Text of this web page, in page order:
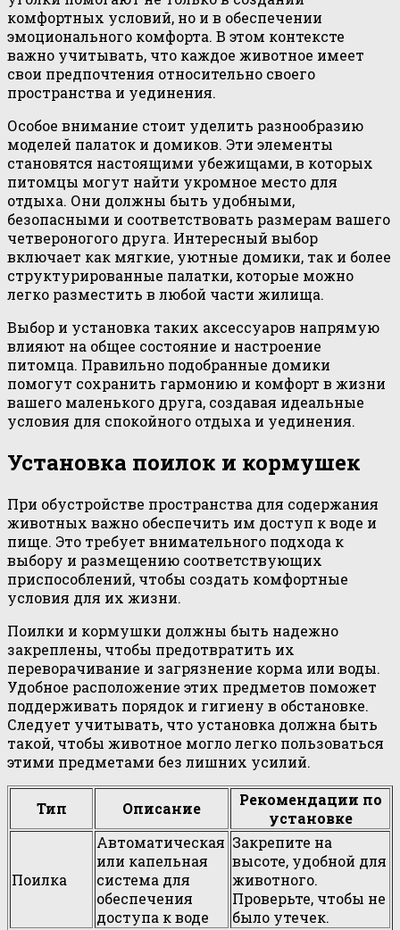
комфортных условий, но и в обеспечении
эмоционального комфорта. В этом контексте
важно учитывать, что каждое животное имеет
свои предпочтения относительно своего
пространства и уединения.
Особое внимание стоит уделить разнообразию
моделей палаток и домиков. Эти элементы
становятся настоящими убежищами, в которых
питомцы могут найти укромное место для
отдыха. Они должны быть удобными,
безопасными и соответствовать размерам вашего
четвероногого друга. Интересный выбор
включает как мягкие, уютные домики, так и более
структурированные палатки, которые можно
легко разместить в любой части жилища.
Выбор и установка таких аксессуаров напрямую
влияют на общее состояние и настроение
питомца. Правильно подобранные домики
помогут сохранить гармонию и комфорт в жизни
вашего маленького друга, создавая идеальные
условия для спокойного отдыха и уединения.
Установка поилок и кормушек
При обустройстве пространства для содержания
животных важно обеспечить им доступ к воде и
пище. Это требует внимательного подхода к
выбору и размещению соответствующих
приспособлений, чтобы создать комфортные
условия для их жизни.
Поилки и кормушки должны быть надежно
закреплены, чтобы предотвратить их
переворачивание и загрязнение корма или воды.
Удобное расположение этих предметов поможет
поддерживать порядок и гигиену в обстановке.
Следует учитывать, что установка должна быть
такой, чтобы животное могло легко пользоваться
этими предметами без лишних усилий.
Тип Описание
Рекомендации по
установке
Поилка
Автоматическая
или капельная
система для
обеспечения
доступа к воде
Закрепите на
высоте, удобной для
животного.
Проверьте, чтобы не
было утечек.